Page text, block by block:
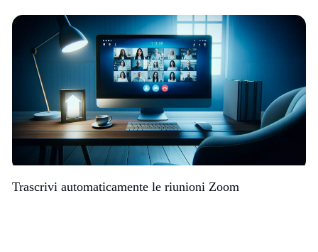
Trascrivi automaticamente le riunioni Zoom